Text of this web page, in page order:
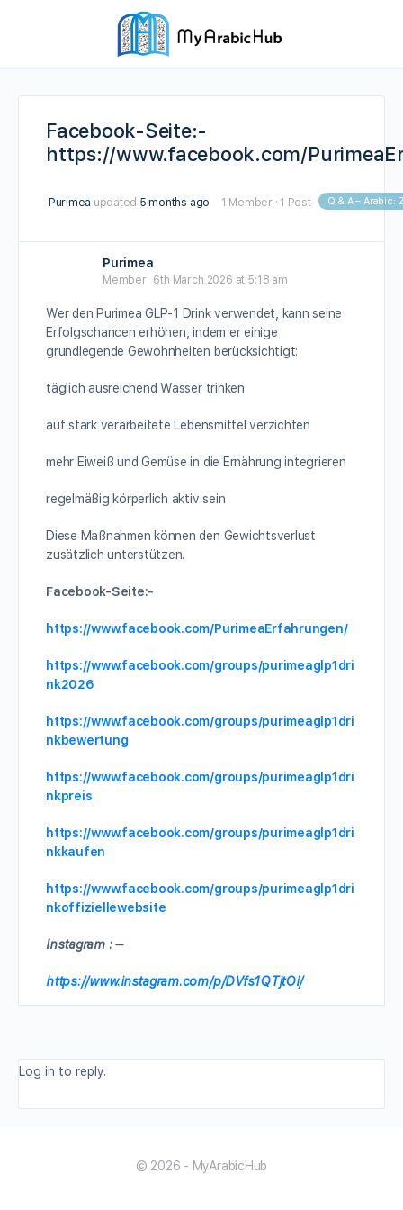
Facebook-Seite:-
https://www.facebook.com/
Purimea updated 5 months ago 1 Member · 1 Post Q & A – Arabic:
Purimea
Member 6th March 2026 at 5:18 am
Wer den Purimea GLP-1 Drink verwendet, kann seine
Erfolgschancen erhöhen, indem er einige
grundlegende Gewohnheiten berücksichtigt:
täglich ausreichend Wasser trinken
auf stark verarbeitete Lebensmittel verzichten
mehr Eiweiß und Gemüse in die Ernährung integrieren
regelmäßig körperlich aktiv sein
Diese Maßnahmen können den Gewichtsverlust
zusätzlich unterstützen.
Facebook-Seite:-
https://www.facebook.com/PurimeaErfahrungen/
https://www.facebook.com/groups/purimeaglp1dri
nk2026
https://www.facebook.com/groups/purimeaglp1dri
nkbewertung
https://www.facebook.com/groups/purimeaglp1dri
nkpreis
https://www.facebook.com/groups/purimeaglp1dri
nkkaufen
https://www.facebook.com/groups/purimeaglp1dri
nkoffiziellewebsite
Instagram : –
https://www.instagram.com/p/DVfs1QTjtOi/
Log in to reply.
© 2026 - MyArabicHub